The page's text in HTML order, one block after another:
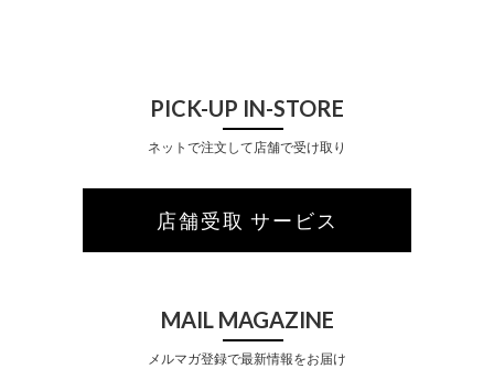
PICK-UP IN-STORE
ネットで注文して店舗で受け取り
店舗受取 サービス
MAIL MAGAZINE
メルマガ登録で最新情報をお届け